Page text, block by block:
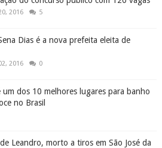
2016 5
Dias é a nova prefeita eleita de
2016 0
um dos 10 melhores lugares para banho
no Brasil
Leandro, morto a tiros em São José da